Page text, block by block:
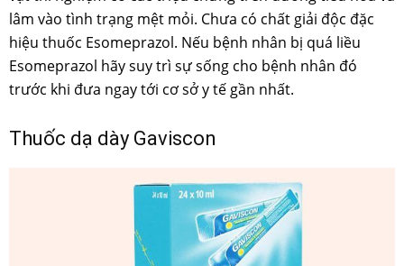
lâm vào tình trạng mệt mỏi. Chưa có chất giải độc đặc
hiệu thuốc Esomeprazol. Nếu bệnh nhân bị quá liều
Esomeprazol hãy suy trì sự sống cho bệnh nhân đó
trước khi đưa ngay tới cơ sở y tế gần nhất.
Thuốc dạ dày Gaviscon